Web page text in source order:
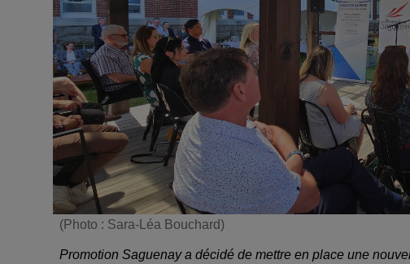
(Photo : Sara-Léa Bouchard)
Promotion Saguenay a décidé de mettre en place une